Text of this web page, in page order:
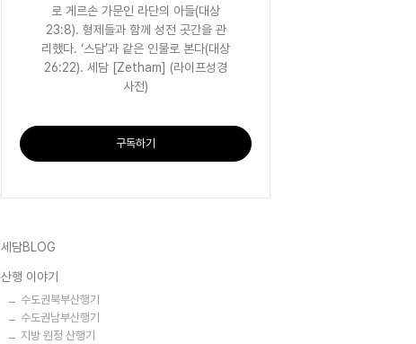
로 게르손 가문인 라단의 아들(대상
23:8). 형제들과 함께 성전 곳간을 관
리했다. ‘스담’과 같은 인물로 본다(대상
26:22). 세담 [Zetham] (라이프성경
사전)
구독하기
세담BLOG
산행 이야기
수도권북부산행기
수도권남부산행기
지방 원정 산행기